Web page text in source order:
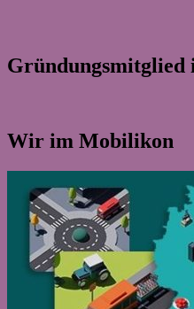
Gründungsmitglied
Wir im Mobilikon